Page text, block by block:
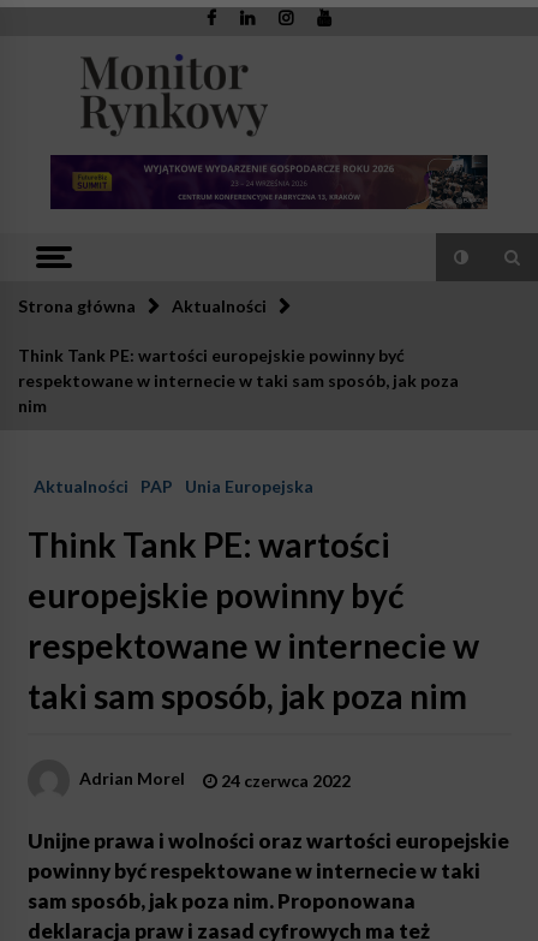
Skip
Monitor
Rynkowy
Strona główna Aktualności
Think Tank PE: wartości europejskie powinny być
respektowane w internecie w taki sam sposób, jak poza
nim
Aktualności PAP Unia Europejska
Think Tank PE: wartości
europejskie powinny być
respektowane w internecie w
taki sam sposób, jak poza nim
Adrian Morel 24 czerwca 2022
Unijne prawa i wolności oraz wartości europejskie
powinny być respektowane w internecie w taki
sam sposób, jak poza nim. Proponowana
deklaracja praw i zasad cyfrowych ma też